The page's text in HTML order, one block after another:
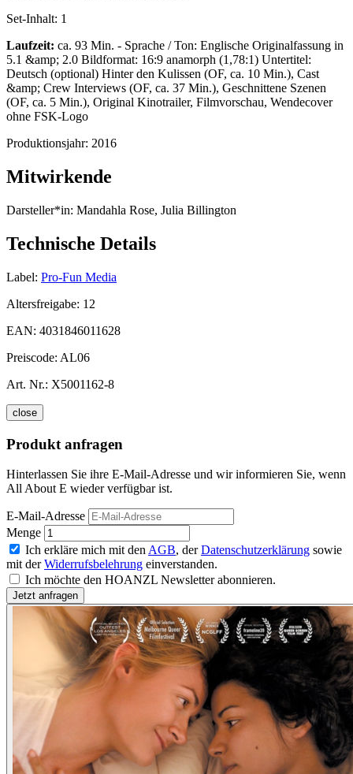
Set-Inhalt: 1
Laufzeit: ca. 93 Min. - Sprache / Ton: Englische Originalfassung in
5.1 &amp; 2.0 Bildformat: 16:9 anamorph (1,78:1) Untertitel:
Deutsch (optional) Hinter den Kulissen (OF, ca. 10 Min.), Cast
&amp; Crew Interviews (OF, ca. 37 Min.), Geschnittene Szenen
(OF, ca. 5 Min.), Original Kinotrailer, Filmvorschau, Wendecover
ohne FSK-Logo
Produktionsjahr: 2016
Mitwirkende
Darsteller*in: Mandahla Rose, Julia Billington
Technische Details
Label: Pro-Fun Media
Altersfreigabe: 12
EAN: 4031846011628
Preiscode: AL06
Art. Nr.: X5001162-8
close
Produkt anfragen
Hinterlassen Sie ihre E-Mail-Adresse und wir informieren Sie, wenn
All About E wieder verfügbar ist.
E-Mail-Adresse
Menge
Ich erkläre mich mit den AGB, derDatenschutzerklärung sowie
mit derWiderrufsbelehrung einverstanden.
Ich möchte den HOANZL Newsletter abonnieren.